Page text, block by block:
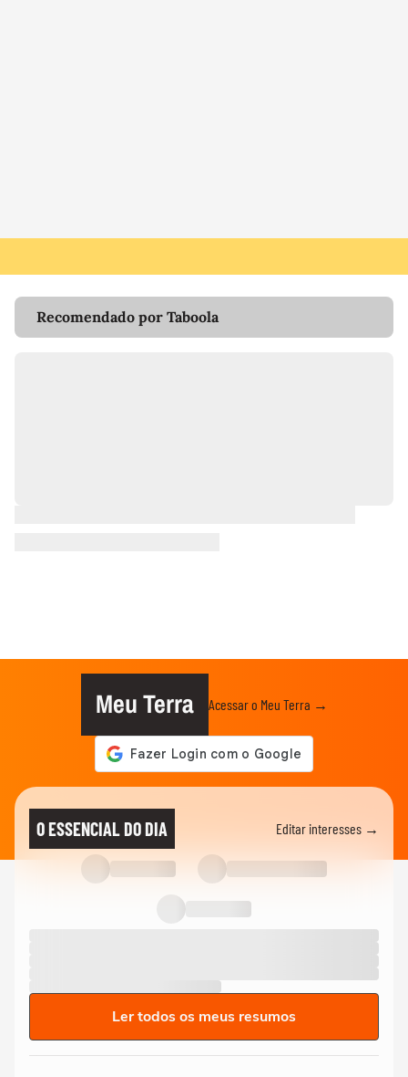
Recomendado por Taboola
Meu Terra Acessar o Meu Terra →
O ESSENCIAL DO DIA Editar interesses →
Ler todos os meus resumos